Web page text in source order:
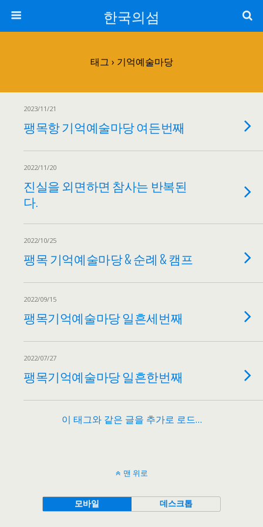
한국의섬
태그 › 기억예술마당
2023/11/21
팽목항 기억예술마당 여든번째
2022/11/20
진실을 외면하면 참사는 반복된
다.
2022/10/25
팽목 기억예술마당 & 순례 & 캠프
2022/09/15
팽목기억예술마당 일흔세번째
2022/07/27
팽목기억예술마당 일흔한번째
이 태그와 같은 글을 추가로 로드…
맨 위로
모바일 데스크톱